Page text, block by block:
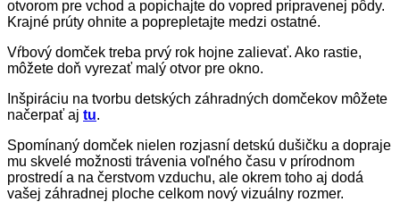
otvorom pre vchod a popichajte do vopred pripravenej pôdy.
Krajné prúty ohnite a poprepletajte medzi ostatné.
Vŕbový domček treba prvý rok hojne zalievať. Ako rastie,
môžete doň vyrezať malý otvor pre okno.
Inšpiráciu na tvorbu detských záhradných domčekov môžete
načerpať aj tu.
Spomínaný domček nielen rozjasní detskú dušičku a dopraje
mu skvelé možnosti trávenia voľného času v prírodnom
prostredí a na čerstvom vzduchu, ale okrem toho aj dodá
vašej záhradnej ploche celkom nový vizuálny rozmer.